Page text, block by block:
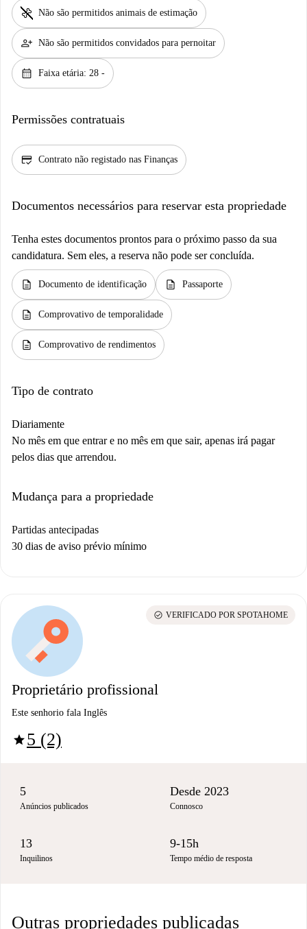
pet_supplies Não são permitidos animais de estimação
person_add Não são permitidos convidados para pernoitar
calendar_month Faixa etária: 28 -
Permissões contratuais
credit_score Contrato não registado nas Finanças
Documentos necessários para reservar esta propriedade
Tenha estes documentos prontos para o próximo passo da sua
candidatura. Sem eles, a reserva não pode ser concluída.
description Documento de identificação description Passaporte
description Comprovativo de temporalidade
description Comprovativo de rendimentos
Tipo de contrato
Diariamente
No mês em que entrar e no mês em que sair, apenas irá pagar
pelos dias que arrendou.
Mudança para a propriedade
Partidas antecipadas
30 dias de aviso prévio mínimo
Proprietário profissional
Este senhorio fala Inglês
star5 (2)
check_circle VERIFICADO POR SPOTAHOME
5
Anúncios publicados
Desde 2023
Connosco
13
Inquilinos
9-15h
Tempo médio de resposta
Outras propriedades publicadas